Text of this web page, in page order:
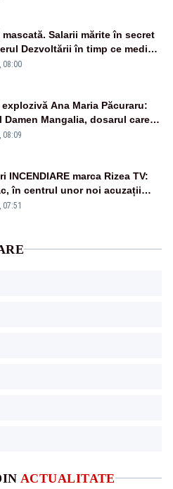
ACTUALITATE
mascată. Salarii mărite în secret
Dezvoltării în timp ce medicii
08:00
Ana Maria Păcuraru:
Damen Mangalia, dosarul care
apărarea României
08:09
INCENDIARE marca Rizea TV:
în centrul unor noi acuzații